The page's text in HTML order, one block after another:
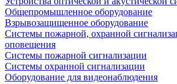
Общепромышленное оборудование
Взрывозащищенное оборудование
Системы пожарной, охранной
оповещения
Системы пожарной сигнализации
Системы охранной сигнализации
Оборудование для видеонаблюдения